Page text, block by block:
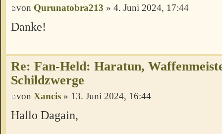
von Qurunatobra213 » 4. Juni 2024, 17:44
Danke!
Re: Fan-Held: Haratun,
Schildzwerge
von Xancis » 13. Juni 2024, 16:44
Hallo Dagain,